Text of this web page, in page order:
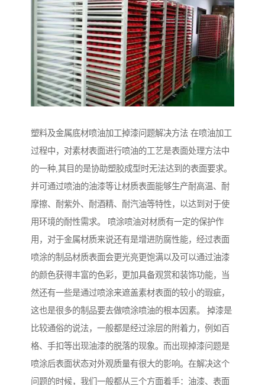
塑料及金属底材喷油加工掉漆问题解决方法 在喷油加工
过程中，对素材表面进行喷油的工艺是表面处理方法中
的一种,其目的是协助塑胶成型时无法达到的表面要求。
并可通过喷油的油漆等让材质表面能够生产耐高温、耐
摩擦、耐紫外、耐酒精、耐汽油等特性，以达到对于使
用环境的耐性需求。 喷涂喷油对材质有一定的保护作
用，对于金属材质来说还有是增进防腐性能，经过表面
喷涂的制品材质表面会更光亮更饱满以及可以通过油漆
的颜色获得丰富的色彩，更加具备观赏和装饰功能，当
然还有一些是通过喷涂来遮盖素材表面的较小的瑕疵，
这也是很多的制品要去做喷涂喷油的根本因素。 掉漆是
比较通俗的说法，一般都是经过涂层的附着力，例如百
格、手扣等出现油漆的脱落的现象。而出现掉漆问题是
喷涂后表面状态对外观质量有很大的影响。在解决这个
问题的时候，我们一般都从三个方面着手：油漆、表面